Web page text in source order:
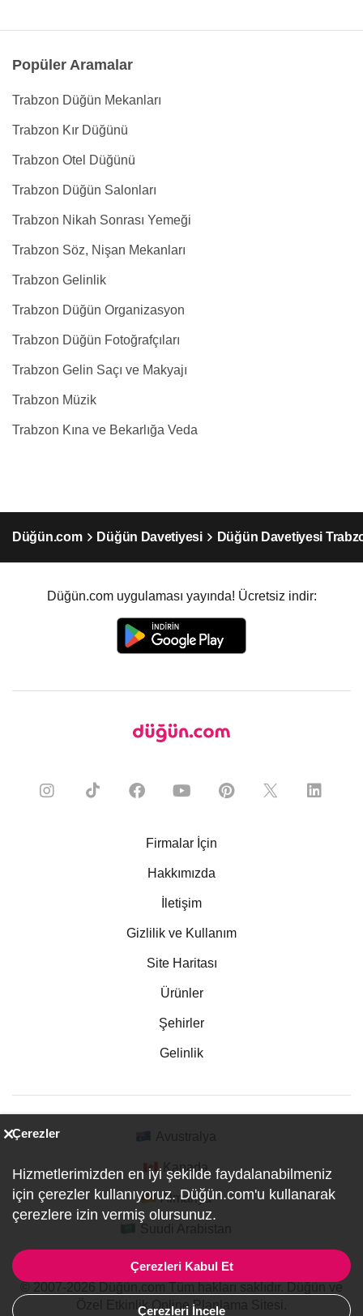
Popüler Aramalar
Trabzon Düğün Mekanları
Trabzon Kır Düğünü
Trabzon Otel Düğünü
Trabzon Düğün Salonları
Trabzon Nikah Sonrası Yemeği
Trabzon Söz, Nişan Mekanları
Trabzon Gelinlik
Trabzon Düğün Organizasyon
Trabzon Düğün Fotoğrafçıları
Trabzon Gelin Saçı ve Makyajı
Trabzon Müzik
Trabzon Kına ve Bekarlığa Veda
Düğün.com Düğün Davetiyesi Düğün Davetiyesi
Düğün.com uygulaması yayında! Ücretsiz indir:
Firmalar İçin
Hakkımızda
İletişim
Gizlilik ve Kullanım
Site Haritası
Ürünler
Şehirler
Gelinlik
Kanada
Almanya
Özel Etkinlik Online Planlama Sitesi.
Çerezler
Hizmetlerimizden en iyi şekilde faydalanabilmeniz
için çerezler kullanıyoruz. Düğün.com'u kullanarak
çerezlere izin vermiş olursunuz.
Çerezleri Kabul Et
Çerezleri İncele